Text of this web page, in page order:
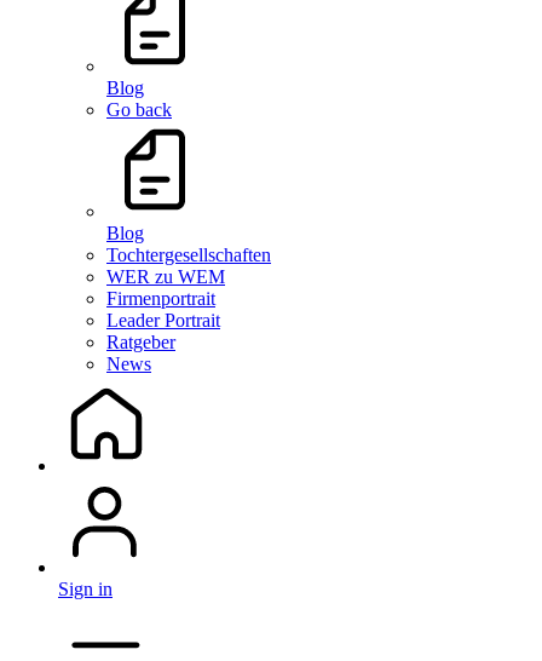
Blog
Go back
Blog
Tochtergesellschaften
WER zu WEM
Firmenportrait
Leader Portrait
Ratgeber
News
Sign in